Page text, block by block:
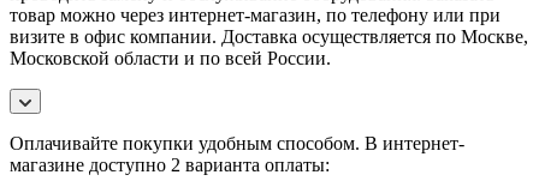
товар можно через интернет-магазин, по телефону или при
визите в офис компании. Доставка осуществляется по Москве,
Московской области и по всей России.
Оплачивайте покупки удобным способом. В интернет-
магазине доступно 2 варианта оплаты: